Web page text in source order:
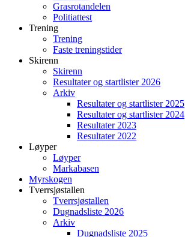
Grasrotandelen
Politiattest
Trening
Trening
Faste treningstider
Skirenn
Skirenn
Resultater og startlister 2026
Arkiv
Resultater og startlister 2025
Resultater og startlister 2024
Resultater 2023
Resultater 2022
Løyper
Løyper
Markabasen
Myrskogen
Tverrsjøstallen
Tverrsjøstallen
Dugnadsliste 2026
Arkiv
Dugnadsliste 2025